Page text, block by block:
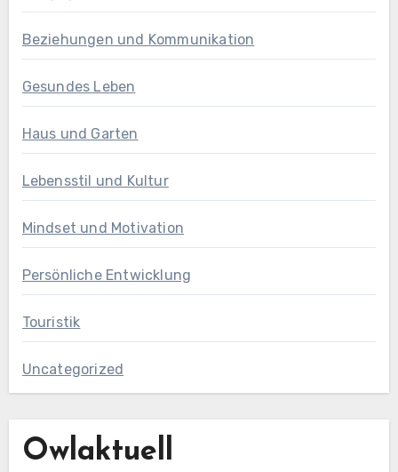
Beziehungen und Kommunikation
Gesundes Leben
Haus und Garten
Lebensstil und Kultur
Mindset und Motivation
Persönliche Entwicklung
Touristik
Uncategorized
Owlaktuell